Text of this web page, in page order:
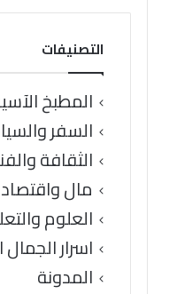
التصنيفات
المطبخ
السفر
الثقافة
مال واقتصاد
العلوم
اسرار
المدونة